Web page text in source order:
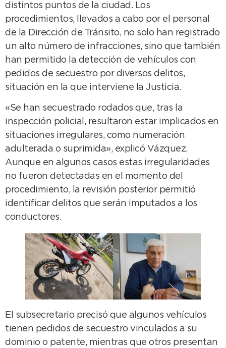
distintos puntos de la ciudad. Los
procedimientos, llevados a cabo por el personal
de la Dirección de Tránsito, no solo han registrado
un alto número de infracciones, sino que también
han permitido la detección de vehículos con
pedidos de secuestro por diversos delitos,
situación en la que interviene la Justicia.
«Se han secuestrado rodados que, tras la
inspección policial, resultaron estar implicados en
situaciones irregulares, como numeración
adulterada o suprimida», explicó Vázquez.
Aunque en algunos casos estas irregularidades
no fueron detectadas en el momento del
procedimiento, la revisión posterior permitió
identificar delitos que serán imputados a los
conductores.
El subsecretario precisó que algunos vehículos
tienen pedidos de secuestro vinculados a su
dominio o patente, mientras que otros presentan